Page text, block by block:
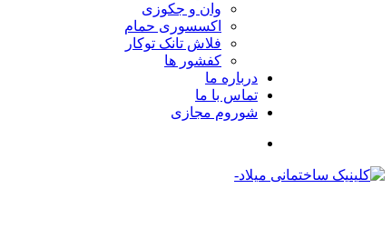
وان و جکوزی
اکسسوری حمام
فلاش تانک توکار
کفشور ها
درباره ما
تماس با ما
شوروم مجازی